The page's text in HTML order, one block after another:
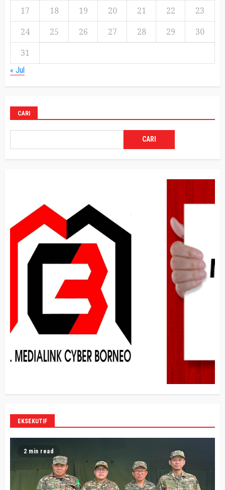
17
18 19 20 21 22
23
24
25 26 27 28 29
30
31
« Jul
CARI
CARI
EKSEKUTIF
2 min read